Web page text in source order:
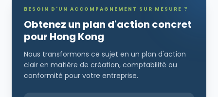
BESOIN D'UN ACCOMPAGNEMENT SUR MESURE ?
Obtenez un plan d'action concret
pour Hong Kong
Nous transformons ce sujet en un plan d'action
clair en matière de création, comptabilité ou
conformité pour votre entreprise.